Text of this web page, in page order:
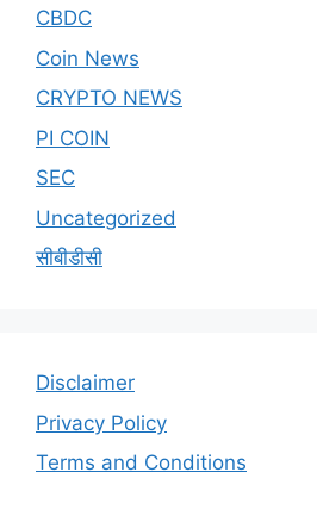
CBDC
Coin News
CRYPTO NEWS
PI COIN
SEC
Uncategorized
सीबीडीसी
Disclaimer
Privacy Policy
Terms and Conditions